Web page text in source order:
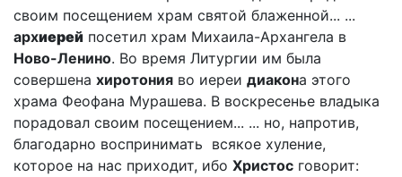
своим посещением храм святой блаженной... ...
архиерей посетил храм Михаила-Архангела в
Ново-Ленино. Во время Литургии им была
совершена хиротония во иереи диакона этого
храма Феофана Мурашева. В воскресенье владыка
порадовал своим посещением... ... но, напротив,
благодарно воспринимать всякое хуление,
которое на нас приходит, ибо Христос говорит: